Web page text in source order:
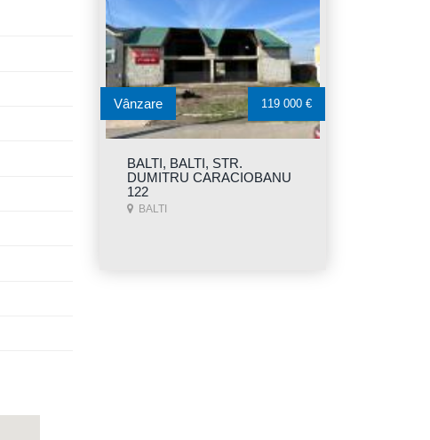
BALTI, BALTI, STR.
DUMITRU CARACIOBANU
122
BALTI
Vânzare 119 000 €